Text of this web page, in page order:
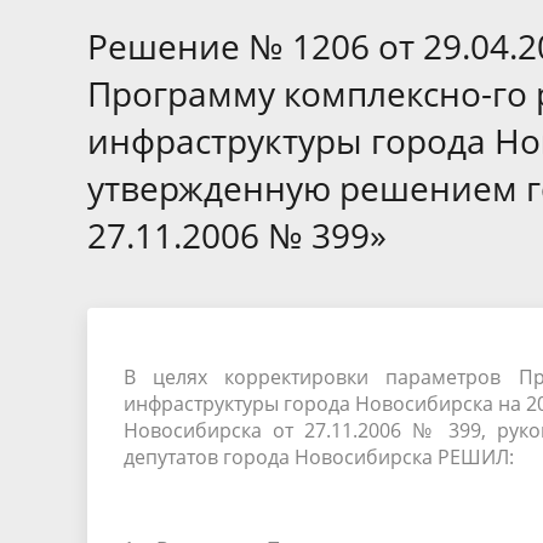
Отчет о работе
муниципальной службы
фактах
Решение № 1206 от
Программу комплексно-
инфраструктуры города
утвержденную решением
27.11.2006 № 399»
В целях корректировки параметров
инфраструктуры города Новосибирска на
Новосибирска от 27.11.2006№ 399,
депутатов города Новосибирска РЕШИЛ: